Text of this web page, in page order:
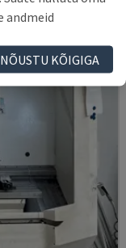
andmeid
NÕUSTU KÕIGIGA